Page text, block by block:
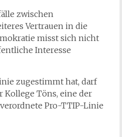
zwischen
Vertrauen in die
misst sich nicht
Interesse
zugestimmt hat, darf
Kollege Töns, eine der
Pro-TTIP-Linie